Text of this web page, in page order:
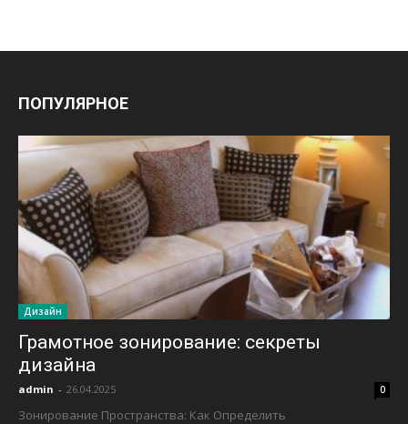
ПОПУЛЯРНОЕ
Дизайн
Грамотное зонирование: секреты
дизайна
admin - 26.04.2025 0
Зонирование Пространства: Как Определить